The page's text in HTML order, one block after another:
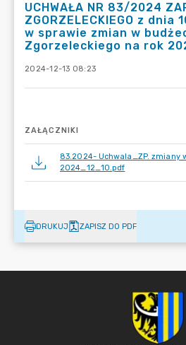
UCHWAŁA NR 83/2024
ZGORZELECKIEGO z
w sprawie zmian w
Zgorzeleckiego na rok
2024-12-13 08:23
ZAŁĄCZNIKI
83.2024- Uchwala_ZP. zmiany
2024_12_10.pdf
DRUKUJ ZAPISZ DO PDF